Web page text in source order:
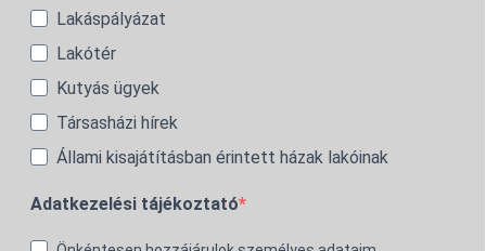
Lakáspályázat
Lakótér
Kutyás ügyek
Társasházi hírek
Állami kisajátításban érintett házak lakóinak
Adatkezelési tájékoztató